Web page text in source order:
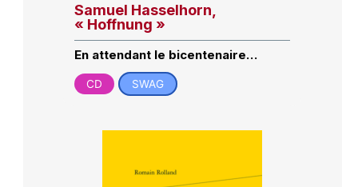
Samuel Hasselhorn,
« Hoffnung »
En attendant le bicentenaire…
CD SWAG